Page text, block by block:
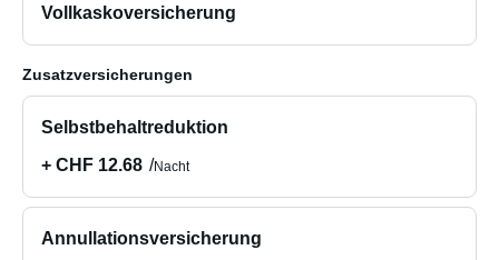
Vollkaskoversicherung
Zusatzversicherungen
Selbstbehaltreduktion
+ CHF 12.68
Nacht
Annullationsversicherung